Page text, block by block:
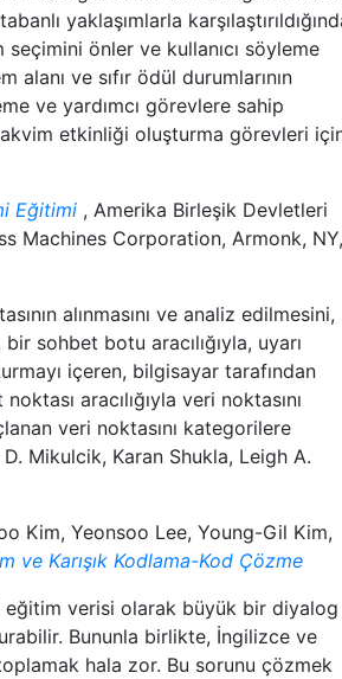
yaklaşımlarla
önler ve kullanıcı söyleme
ve sıfır ödül durumlarının
ve yardımcı görevlere sahip
etkinliği oluşturma görevleri
Eğitimi , Amerika Birleşik Devletleri
Machines Corporation, Armonk, NY,
alınmasını ve analiz edilmesini,
sohbet botu aracılığıyla, uyarı
içeren, bilgisayar tarafından
aracılığıyla veri noktasını
veri noktasını kategorilere
Mikulcik, Karan Shukla, Leigh A.
Kim, Yeonsoo Lee, Young-Gil Kim,
ve Karışık Kodlama-Kod Çözme
eğitim verisi olarak büyük bir diyalog
Bununla birlikte, İngilizce ve
hala zor. Bu sorunu çözmek